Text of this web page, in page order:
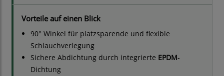
Vorteile auf einen Blick
90° Winkel für platzsparende und flexible
Schlauchverlegung
Sichere Abdichtung durch integrierte EPDM-
Dichtung